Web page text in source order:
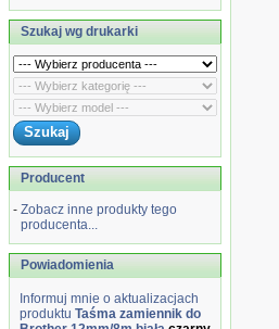
Szukaj wg drukarki
Producent
- Zobacz inne produkty tego
producenta...
Powiadomienia
Informuj mnie o aktualizacjach
produktu Taśma zamiennik do